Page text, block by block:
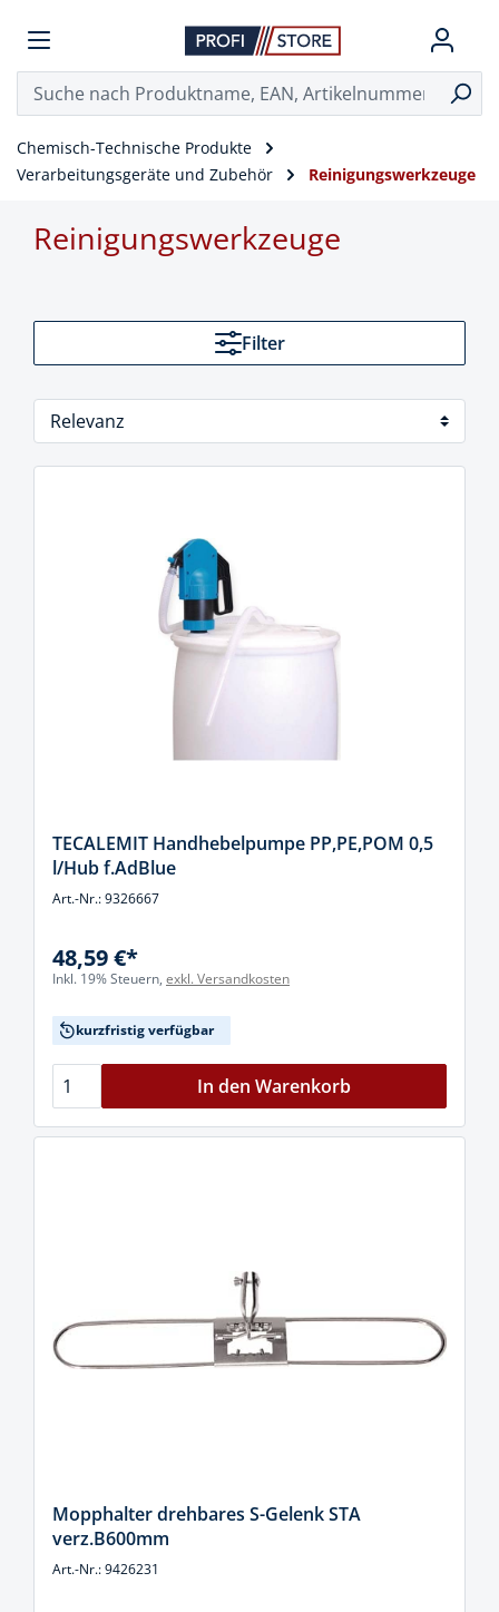
Chemisch-Technische Produkte
Verarbeitungsgeräte und Zubehör
Reinigungswerkzeuge
Reinigungswerkzeuge
Filter
TECALEMIT Handhebelpumpe PP,PE,POM 0,5
l/Hub f.AdBlue
Art.-Nr.: 9326667
48,59 €*
Inkl. 19% Steuern, exkl. Versandkosten
kurzfristig verfügbar
In den Warenkorb
Mopphalter drehbares S-Gelenk STA
verz.B600mm
Art.-Nr.: 9426231